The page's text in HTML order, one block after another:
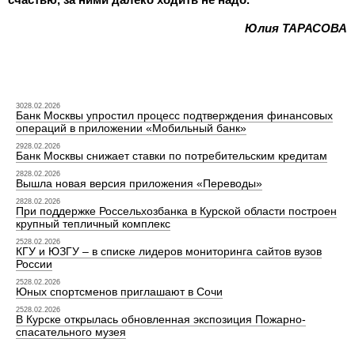
Юлия ТАРАСОВА
3028.02.2026
Банк Москвы упростил процесс подтверждения финансовых
операций в приложении «Мобильный банк»
2928.02.2026
Банк Москвы снижает ставки по потребительским кредитам
2828.02.2026
Вышла новая версия приложения «Переводы»
2828.02.2026
При поддержке Россельхозбанка в Курской области построен
крупный тепличный комплекс
2528.02.2026
КГУ и ЮЗГУ – в списке лидеров мониторинга сайтов вузов
России
2528.02.2026
Юных спортсменов приглашают в Сочи
2528.02.2026
В Курске открылась обновленная экспозиция Пожарно-
спасательного музея